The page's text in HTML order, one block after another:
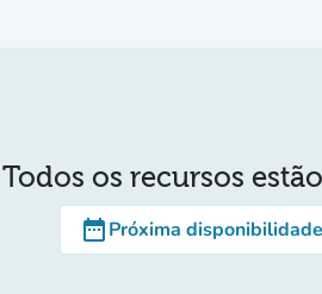
Todos os recursos
date_rangePróxima disponibilidade